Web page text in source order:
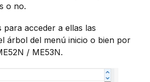
o no.
para acceder a ellas las
árbol del menú inicio o bien por
/ ME53N.